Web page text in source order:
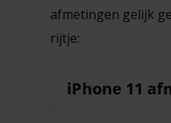
afmetingen gelijk
rijtje:
iPhone 11